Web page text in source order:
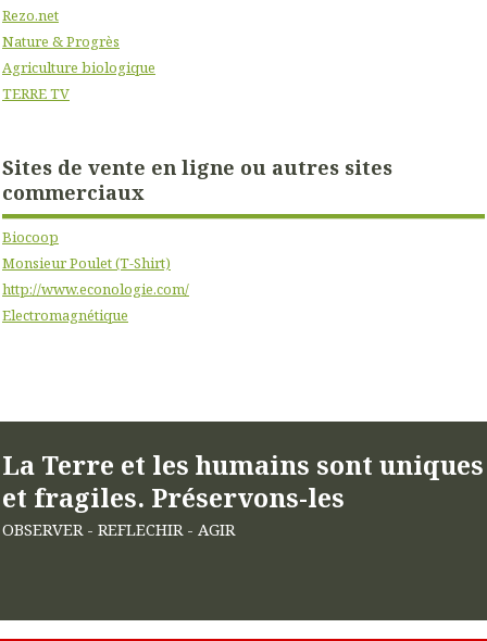
Rezo.net
Nature & Progrès
Agriculture biologique
TERRE TV
Sites de vente en ligne ou autres sites
commerciaux
Biocoop
Monsieur Poulet (T-Shirt)
http://www.econologie.com/
Electromagnétique
La Terre et les humains sont uniques
et fragiles. Préservons-les
OBSERVER - REFLECHIR - AGIR